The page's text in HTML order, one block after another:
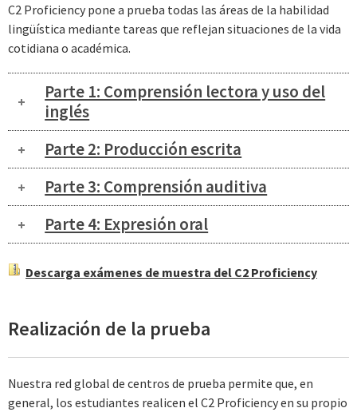
C2 Proficiency pone a prueba todas las áreas de la habilidad
lingüística mediante tareas que reflejan situaciones de la vida
cotidiana o académica.
Parte 1: Comprensión lectora y uso del
inglés
Parte 2: Producción escrita
Parte 3: Comprensión auditiva
Parte 4: Expresión oral
Descarga exámenes de muestra del C2 Proficiency
Realización de la prueba
Nuestra red global de centros de prueba permite que, en
general, los estudiantes realicen el C2 Proficiency en su propio